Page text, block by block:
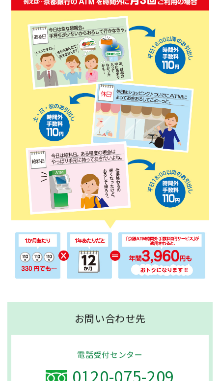
お問い合わせ先
電話受付センター
0120-075-209